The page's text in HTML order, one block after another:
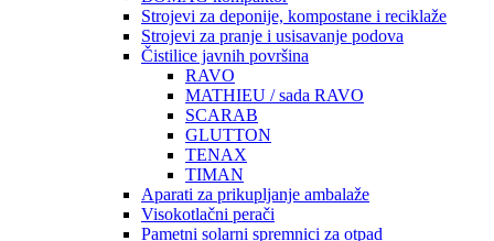
Strojevi za deponije, kompostane i reciklaže
Strojevi za pranje i usisavanje podova
Čistilice javnih površina
RAVO
MATHIEU / sada RAVO
SCARAB
GLUTTON
TENAX
TIMAN
Aparati za prikupljanje ambalaže
Visokotlačni perači
Pametni solarni spremnici za otpad